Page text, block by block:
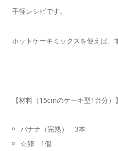
手軽レシピです。
ホットケーキミックスを使えば、
【材料（15cmのケーキ型1台分）】
バナナ（完熟） 3本
☆卵 1個